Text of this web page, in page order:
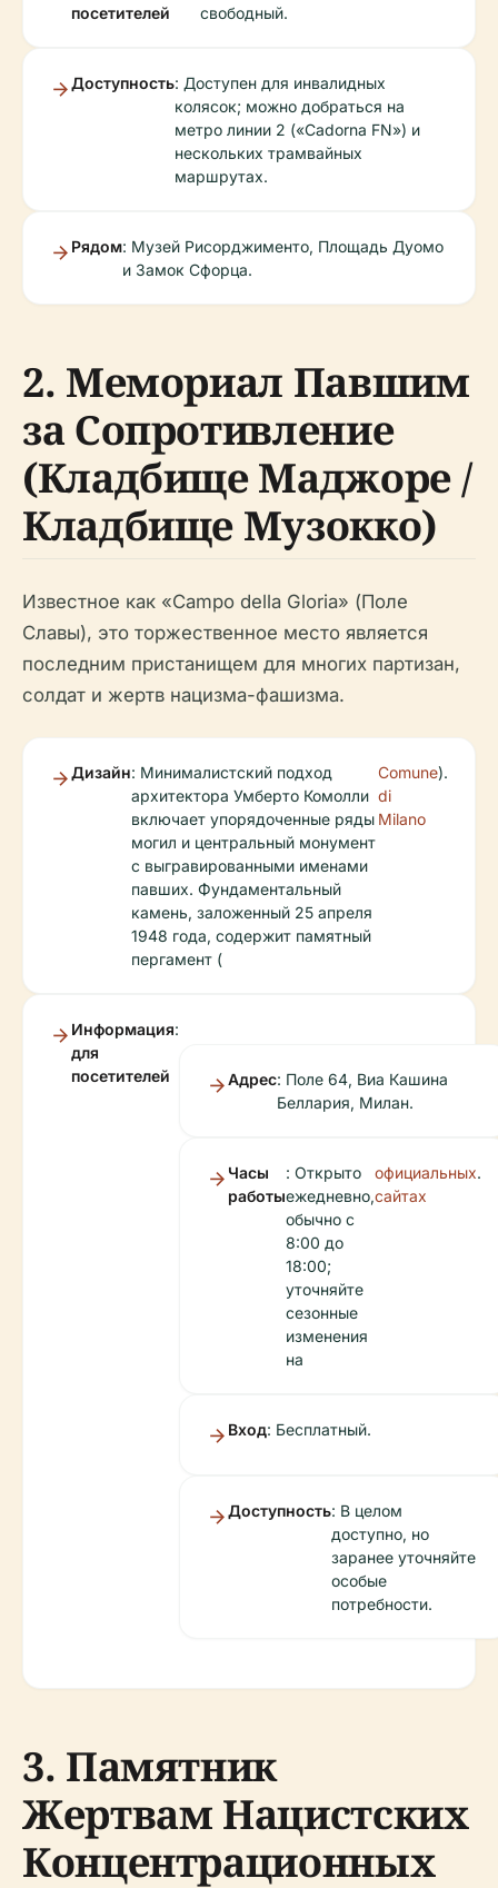
посетителей
свободный.
Доступность: Доступен для инвалидных
колясок; можно добраться на
метро линии 2 («Cadorna FN») и
нескольких трамвайных
маршрутах.
Рядом: Музей Рисорджименто, Площадь Дуомо
и Замок Сфорца.
2. Мемориал Павшим
за Сопротивление
(Кладбище Маджоре /
Кладбище Музокко)
Известное как «Campo della Gloria» (Поле
Славы), это торжественное место является
последним пристанищем для многих партизан,
солдат и жертв нацизма-фашизма.
Дизайн: Минималистский подход
архитектора Умберто Комолли
включает упорядоченные ряды
могил и центральный монумент
с выгравированными именами
павших. Фундаментальный
камень, заложенный 25 апреля
1948 года, содержит памятный
пергамент (
Comune
di
Milano
).
Информация
для
посетителей
:
Адрес: Поле 64, Виа Кашина
Беллария, Милан.
Часы
работы
: Открыто
ежедневно,
обычно с
8:00 до
18:00;
уточняйте
сезонные
изменения
на
официальных
сайтах
.
Вход: Бесплатный.
Доступность: В целом
доступно, но
заранее уточняйте
особые
потребности.
3. Памятник
Жертвам Нацистских
Концентрационных